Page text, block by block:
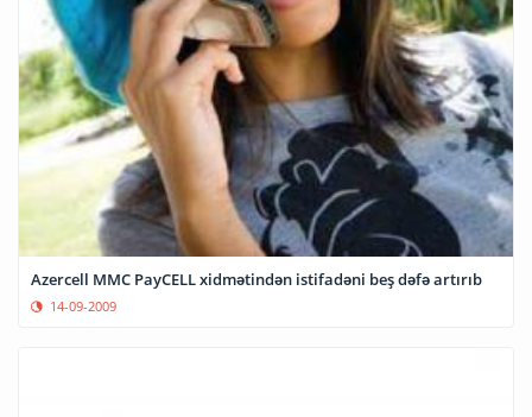
Azercell MMC PayCELL xidmətindən istifadəni beş dəfə artırıb
14-09-2009